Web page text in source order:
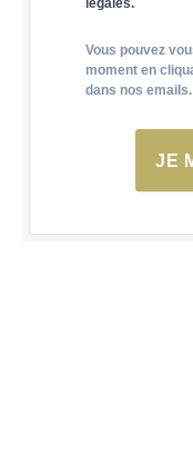
légales.
Vous pouvez
moment en
dans nos emails.
JE